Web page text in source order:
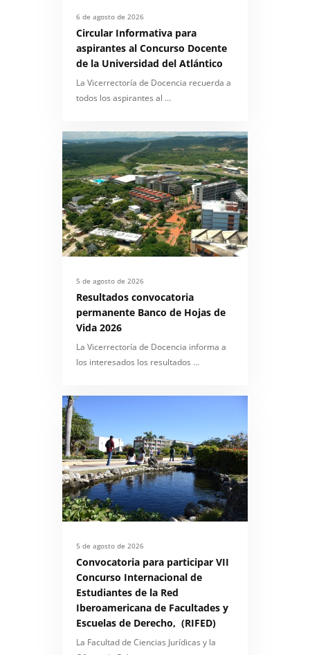
6 de agosto de 2026
Circular Informativa para
aspirantes al Concurso Docente
de la Universidad del Atlántico
La Vicerrectoría de Docencia recuerda a
todos los aspirantes al …
5 de agosto de 2026
Resultados convocatoria
permanente Banco de Hojas de
Vida 2026
La Vicerrectoría de Docencia informa a
los interesados los resultados …
5 de agosto de 2026
Convocatoria para participar VII
Concurso Internacional de
Estudiantes de la Red
Iberoamericana de Facultades y
Escuelas de Derecho, (RIFED)
La Facultad de Ciencias Jurídicas y la